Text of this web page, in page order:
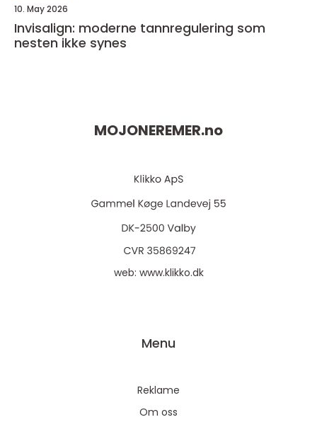
10. May 2026
Invisalign: moderne tannregulering som
nesten ikke synes
MOJONEREMER.no
web: www.klikko.dk
Menu
Reklame
Om oss